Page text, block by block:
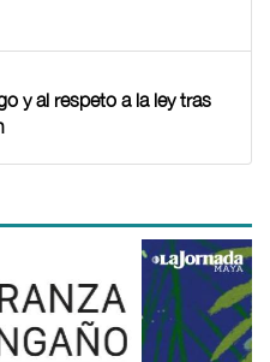
y al respeto a la ley tras